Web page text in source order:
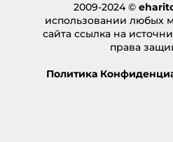
2009-2024 ©
использовании любых
сайта ссылка на
права
Политика